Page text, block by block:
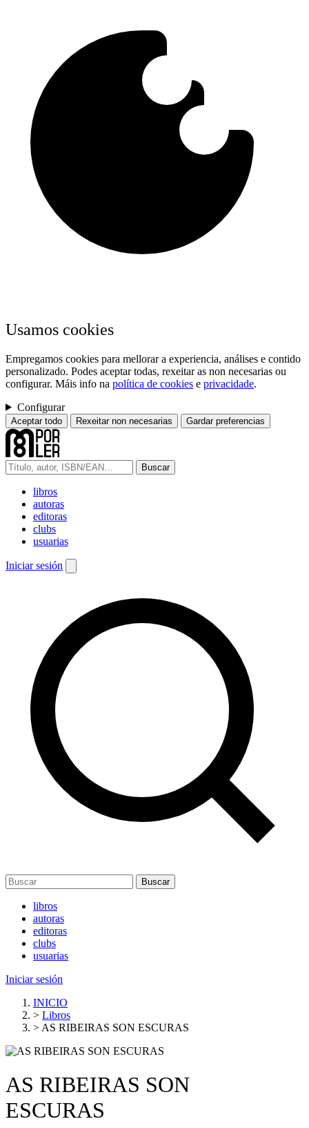
Usamos cookies
Empregamos cookies para mellorar a experiencia, análises e contido
personalizado. Podes aceptar todas, rexeitar as non necesarias ou
configurar. Máis info na política de cookies e privacidade.
Configurar
Aceptar todo Rexeitar non necesarias Gardar preferencias
Buscar
libros
autoras
editoras
clubs
usuarias
Iniciar sesión
Buscar
libros
autoras
editoras
clubs
usuarias
Iniciar sesión
INICIO
> Libros
> AS RIBEIRAS SON ESCURAS
AS RIBEIRAS SON
ESCURAS